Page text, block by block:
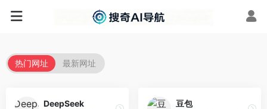
热门网址 最新网址
DeepSeek 豆包